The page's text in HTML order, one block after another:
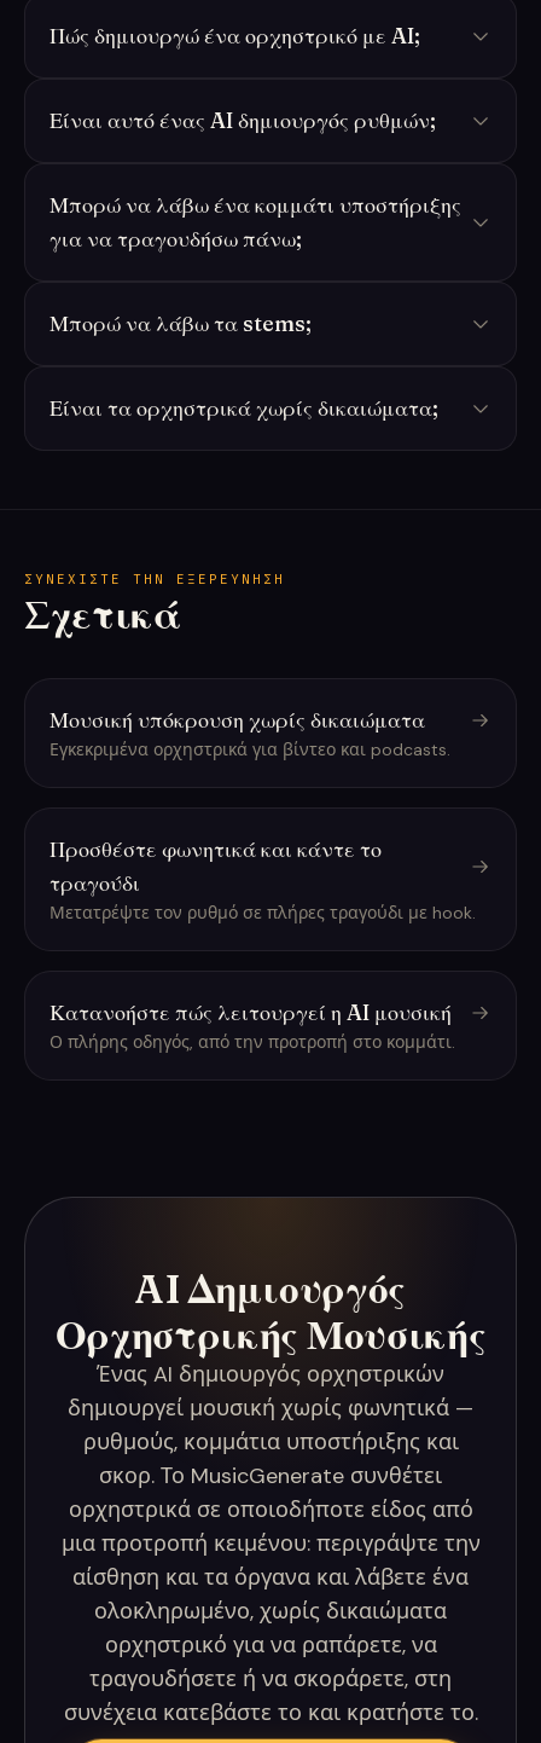
Πώς δημιουργώ ένα ορχηστρικό με AI;
Είναι αυτό ένας AI δημιουργός ρυθμών;
Μπορώ να λάβω ένα κομμάτι υποστήριξης
για να τραγουδήσω πάνω;
Μπορώ να λάβω τα stems;
Είναι τα ορχηστρικά χωρίς δικαιώματα;
ΣΥΝΕΧΊΣΤΕ ΤΗΝ ΕΞΕΡΕΎΝΗΣΗ
Σχετικά
Μουσική υπόκρουση χωρίς δικαιώματα
Εγκεκριμένα ορχηστρικά για βίντεο και podcasts.
Προσθέστε φωνητικά και κάντε το
τραγούδι
Μετατρέψτε τον ρυθμό σε πλήρες τραγούδι με hook.
Κατανοήστε πώς λειτουργεί η AI μουσική
Ο πλήρης οδηγός, από την προτροπή στο κομμάτι.
AI Δημιουργός
Ορχηστρικής Μουσικής
Ένας AI δημιουργός ορχηστρικών
δημιουργεί μουσική χωρίς φωνητικά —
ρυθμούς, κομμάτια υποστήριξης και
σκορ. Το MusicGenerate συνθέτει
ορχηστρικά σε οποιοδήποτε είδος από
μια προτροπή κειμένου: περιγράψτε την
αίσθηση και τα όργανα και λάβετε ένα
ολοκληρωμένο, χωρίς δικαιώματα
ορχηστρικό για να ραπάρετε, να
τραγουδήσετε ή να σκοράρετε, στη
συνέχεια κατεβάστε το και κρατήστε το.